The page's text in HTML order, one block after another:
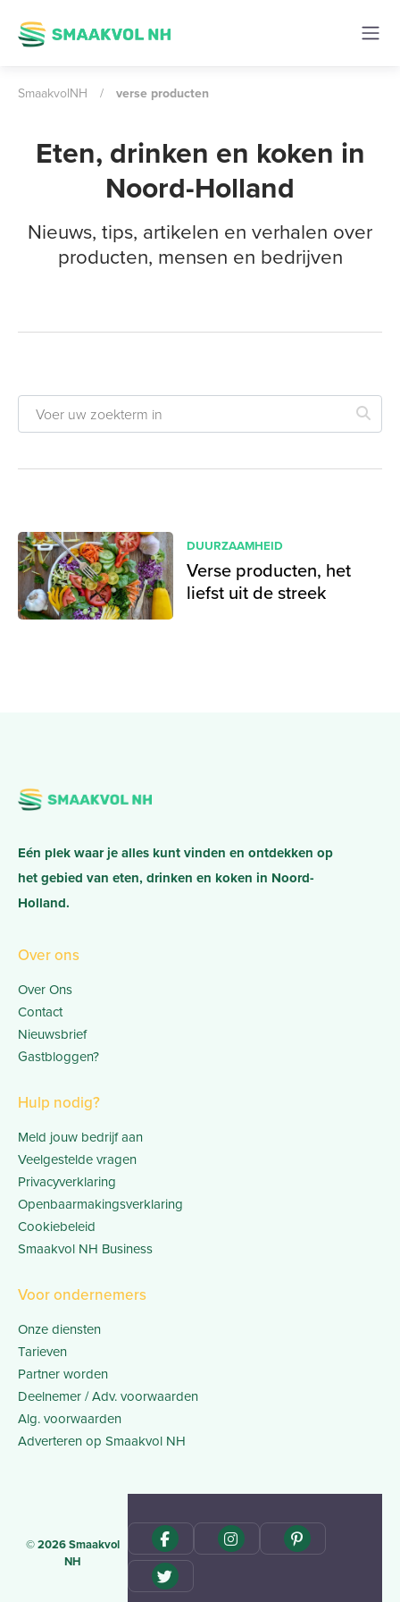
SmaakvolNH / verse producten
Eten, drinken en koken in
Noord-Holland
Nieuws, tips, artikelen en verhalen over
producten, mensen en bedrijven
DUURZAAMHEID
Verse producten, het
liefst uit de streek
Eén plek waar je alles kunt vinden en ontdekken op
het gebied van eten, drinken en koken in Noord-
Holland.
Over ons
Over Ons
Contact
Nieuwsbrief
Gastbloggen?
Hulp nodig?
Meld jouw bedrijf aan
Veelgestelde vragen
Privacyverklaring
Openbaarmakingsverklaring
Cookiebeleid
Smaakvol NH Business
Voor ondernemers
Onze diensten
Tarieven
Partner worden
Deelnemer / Adv. voorwaarden
Alg. voorwaarden
Adverteren op Smaakvol NH
© 2026 Smaakvol
NH